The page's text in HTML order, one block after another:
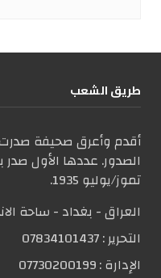
طریق الشعب
أقدم وأعرق صحيفة
تموز/يوليو 1935.
العراق - بغداد - ساحة
التحریر :07834101437
الإدارة :07730200199